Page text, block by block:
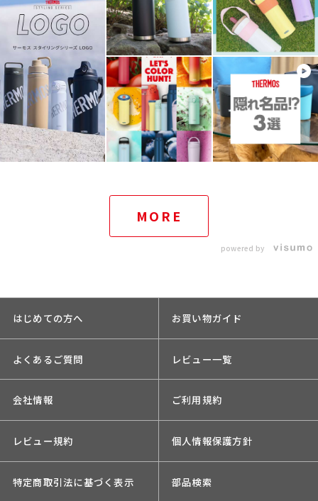
MORE
powered by
はじめての方へ お買い物ガイド
よくあるご質問 レビュー一覧
会社情報 ご利用規約
レビュー規約 個人情報保護方針
特定商取引法に基づく表示 部品検索